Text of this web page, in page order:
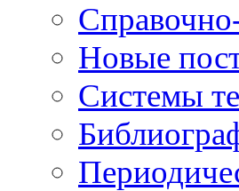
Новые
Cистемы